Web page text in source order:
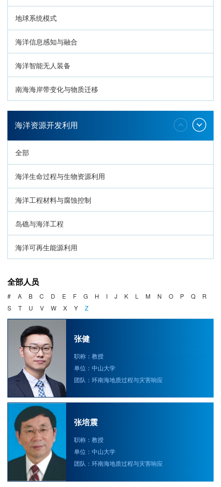
地球系统模式
海洋信息感知与融合
海洋智能无人装备
南海海岸带变化与物质迁移
环南海地质过程与灾害响应
海洋资源开发利用
全部
海洋生命过程与生物资源利用
海洋工程材料与腐蚀控制
岛礁与海洋工程
海洋可再生能源利用
海洋产业与政策
海洋可持续发展
全部人员
# A B C D E F G H I J K L M N O P Q
R
S
T U V W X Y Z
张健
职称：教授
单位：中山大学
团队：环南海地质过程与灾害响应
张培震
职称：教授
单位：中山大学
团队：环南海地质过程与灾害响应